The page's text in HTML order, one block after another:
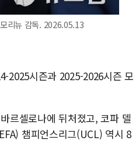
리뉴 감독. 2026.05.13
2025시즌과 2025-2026시즌 모
르셀로나에 뒤처졌고, 코파 델
챔피언스리그(UCL) 역시 8